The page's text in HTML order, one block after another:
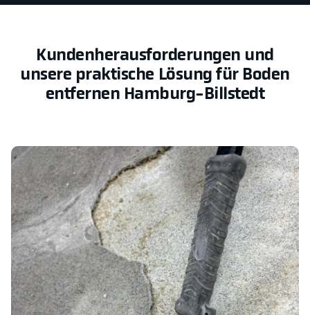
Kundenherausforderungen und
unsere praktische Lösung für Boden
entfernen Hamburg-Billstedt